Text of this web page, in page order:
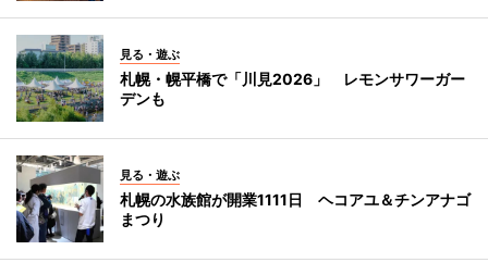
見る・遊ぶ
札幌・幌平橋で「川見2026」 レモンサワーガー
デンも
見る・遊ぶ
札幌の水族館が開業1111日 ヘコアユ＆チンアナゴ
まつり